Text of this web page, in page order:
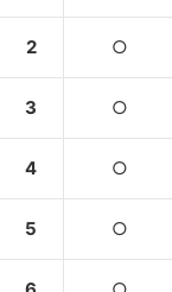
2 ○
3 ○
4 ○
5 ○